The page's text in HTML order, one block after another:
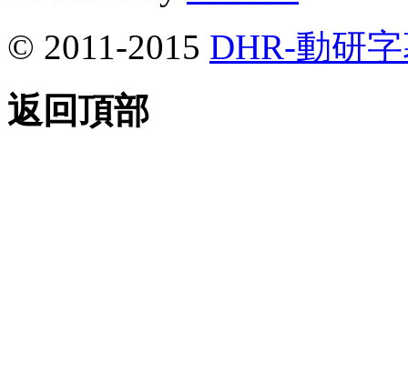
© 2011-2015 DHR-動研
返回頂部